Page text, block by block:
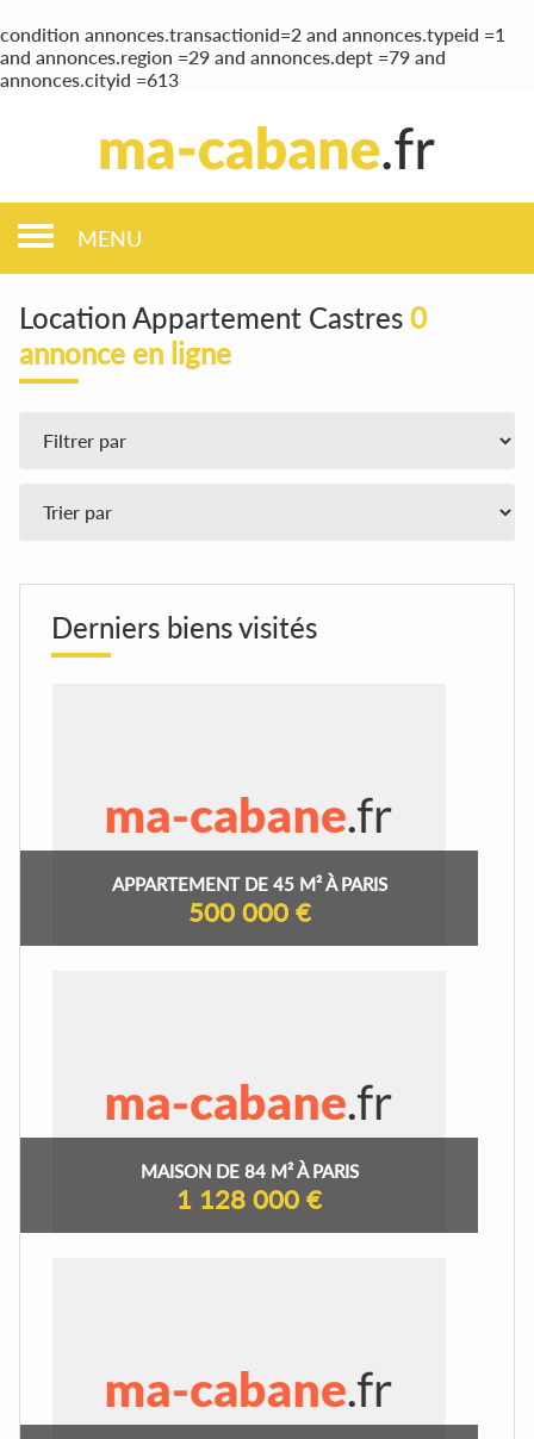
condition annonces.transactionid=2 and annonces.typeid =1
and annonces.region =29 and annonces.dept =79 and
annonces.cityid =613
MENU
Location Appartement Castres 0
annonce en ligne
Derniers biens visités
APPARTEMENT DE 45 M² À PARIS
500 000 €
MAISON DE 84 M² À PARIS
1 128 000 €